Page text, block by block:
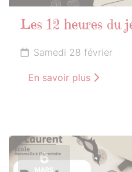
Les 12 heures du
Samedi 28 février
En savoir plus
6
MARS